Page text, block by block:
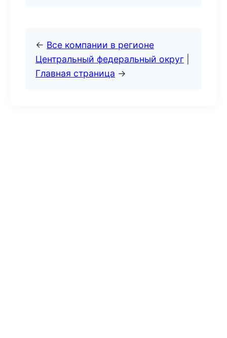
← Все компании в регионе
Центральный федеральный округ
Главная страница →